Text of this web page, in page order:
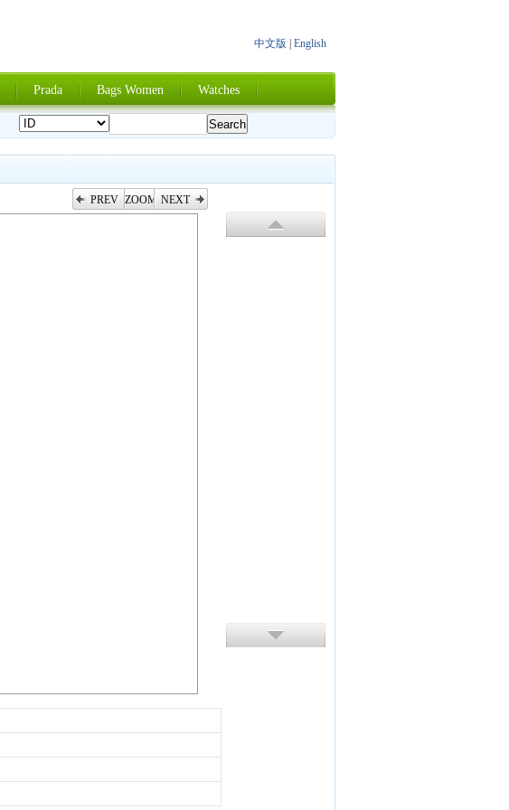
中文版
English
Prada Bags Women Watches
PREV ZOOM NEXT